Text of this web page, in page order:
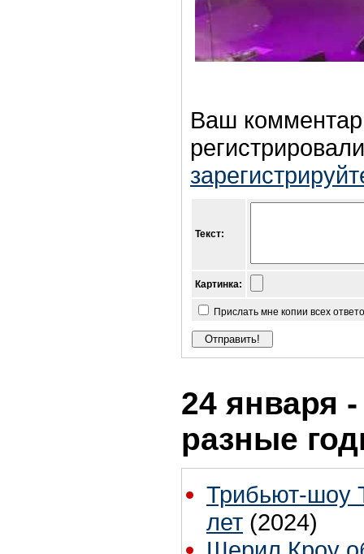
Ваш
Текст:
Картинка:
Прислать мне копии всех
24 января
разные
Трибьют-шоу
лет (2024)